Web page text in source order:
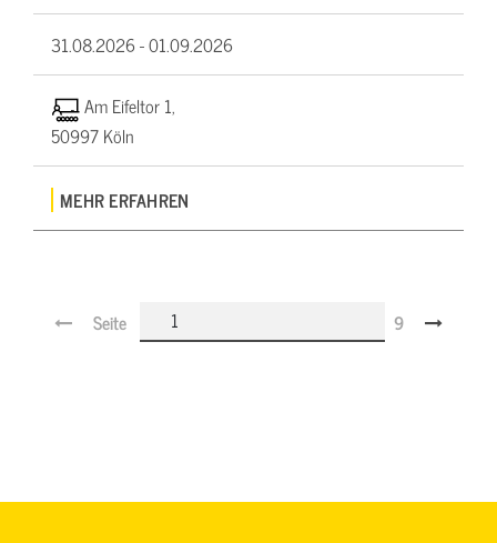
31.08.2026 -01.09.2026
Am Eifeltor 1,
50997 Köln
MEHR ERFAHREN
Seite 9